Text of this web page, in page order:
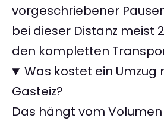
vorgeschriebener
bei dieser Distanz meist
den kompletten
Was kostet ein Umzug
Gasteiz?
Das hängt vom Volumen